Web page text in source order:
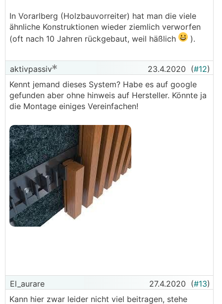
In Vorarlberg (Holzbauvorreiter) hat man die viele
ähnliche Konstruktionen wieder ziemlich verworfen
(oft nach 10 Jahren rückgebaut, weil häßlich
).
aktivpassiv 23.4.2020 (#12)
Kennt jemand dieses System? Habe es auf google
gefunden aber ohne hinweis auf Hersteller. Könnte ja
die Montage einiges Vereinfachen!
El_aurare 27.4.2020 (#13)
Kann hier zwar leider nicht viel beitragen, stehe